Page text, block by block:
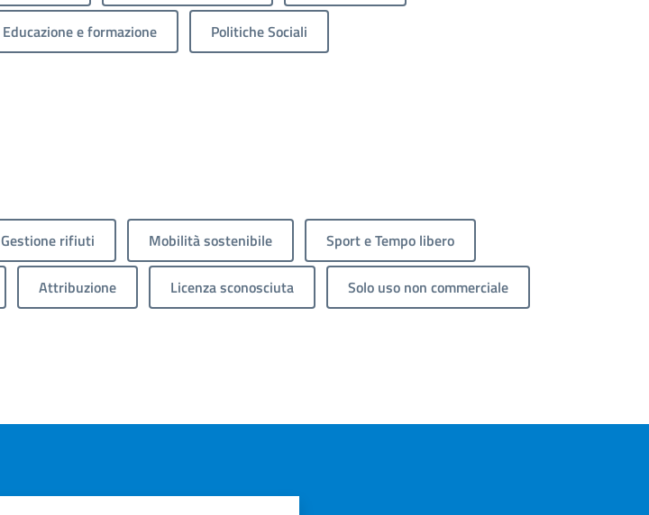
Educazione e formazione Politiche Sociali
Gestione rifiuti Mobilità sostenibile Sport e Tempo libero
Attribuzione Licenza sconosciuta Solo uso non commerciale